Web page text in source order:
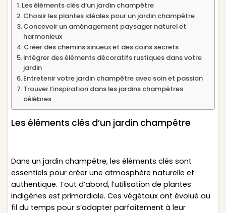
Les éléments clés d’un jardin champêtre
Choisir les plantes idéales pour un jardin champêtre
Concevoir un aménagement paysager naturel et
harmonieux
Créer des chemins sinueux et des coins secrets
Intégrer des éléments décoratifs rustiques dans votre
jardin
Entretenir votre jardin champêtre avec soin et passion
Trouver l’inspiration dans les jardins champêtres
célèbres
Les éléments clés d’un jardin champêtre
Dans un jardin champêtre, les éléments clés sont
essentiels pour créer une atmosphère naturelle et
authentique. Tout d’abord, l’utilisation de plantes
indigènes est primordiale. Ces végétaux ont évolué au
fil du temps pour s’adapter parfaitement à leur